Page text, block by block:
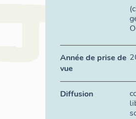
Année de prise de
vue
Diffusion